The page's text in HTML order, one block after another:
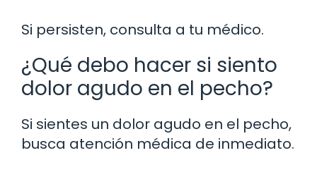
Si persisten, consulta a tu médico.
¿Qué debo hacer si siento
dolor agudo en el pecho?
Si sientes un dolor agudo en el pecho,
busca atención médica de inmediato.